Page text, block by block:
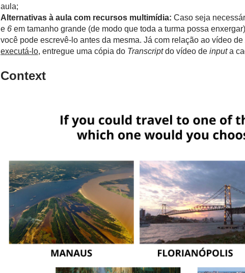
aula;
Alternativas à aula com recursos multimídia: Caso seja
e 6 em tamanho grande (de modo que toda a turma possa
você pode escrevê-lo antes da mesma. Já com relação ao vídeo de
executá-lo, entregue uma cópia do Transcriptdo vídeo de inputa
Context